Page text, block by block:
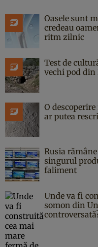
Oasele sunt
credeau
ritm zilnic
Test de
vechi pod din
O
ar putea
Rusia
singurul
faliment
Unde va fi
somon din